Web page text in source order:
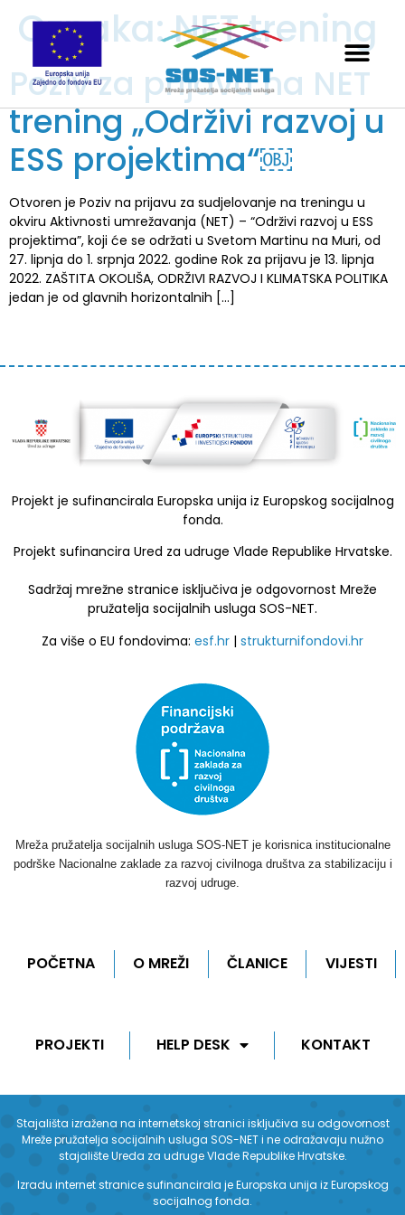
Oznaka:NET trening
Poziv za prijavu na NET
trening „Održivi razvoj u
ESS projektima“￼
Otvoren je Poziv na prijavu za sudjelovanje na treningu u
okviru Aktivnosti umrežavanja (NET) – “Održivi razvoj u ESS
projektima”, koji će se održati u Svetom Martinu na Muri, od
27. lipnja do 1. srpnja 2022. godine Rok za prijavu je 13. lipnja
2022. ZAŠTITA OKOLIŠA, ODRŽIVI RAZVOJ I KLIMATSKA POLITIKA
jedan je od glavnih horizontalnih […]
Projekt je sufinancirala Europska unija iz Europskog socijalnog
fonda.
Projekt sufinancira Ured za udruge Vlade Republike Hrvatske.
Sadržaj mrežne stranice isključiva je odgovornost Mreže
pružatelja socijalnih usluga SOS-NET.
Za više o EU fondovima: esf.hr | strukturnifondovi.hr
Mreža pružatelja socijalnih usluga SOS-NET je korisnica institucionalne
podrške Nacionalne zaklade za razvoj civilnoga društva za stabilizaciju i
razvoj udruge.
POČETNA O MREŽI ČLANICE VIJESTI
PROJEKTI HELP DESK KONTAKT
Stajališta izražena na internetskoj stranici isključiva su odgovornost
Mreže pružatelja socijalnih usluga SOS-NET i ne odražavaju nužno
stajalište Ureda za udruge Vlade Republike Hrvatske.
Izradu internet stranice sufinancirala je Europska unija iz Europskog
socijalnog fonda.